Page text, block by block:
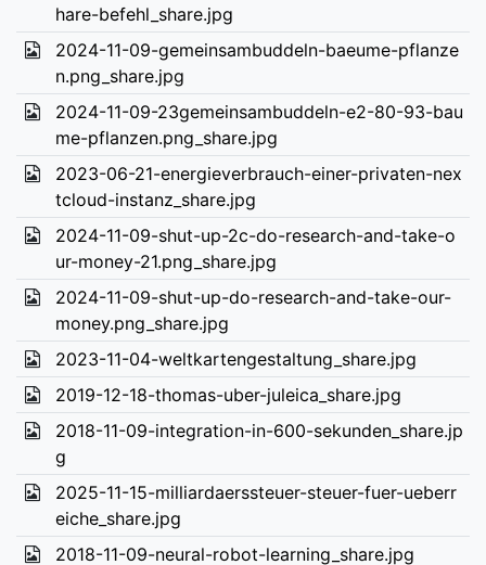
hare-befehl_share.jpg
2024-11-09-gemeinsambuddeln-baeume-pflanze
n.png_share.jpg
2024-11-09-23gemeinsambuddeln-e2-80-93-bau
me-pflanzen.png_share.jpg
2023-06-21-energieverbrauch-einer-privaten-nex
tcloud-instanz_share.jpg
2024-11-09-shut-up-2c-do-research-and-take-o
ur-money-21.png_share.jpg
2024-11-09-shut-up-do-research-and-take-our-
money.png_share.jpg
2023-11-04-weltkartengestaltung_share.jpg
2019-12-18-thomas-uber-juleica_share.jpg
2018-11-09-integration-in-600-sekunden_share.jp
g
2025-11-15-milliardaerssteuer-steuer-fuer-ueberr
eiche_share.jpg
2018-11-09-neural-robot-learning_share.jpg